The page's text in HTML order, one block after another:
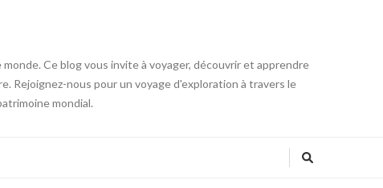
Ce blog vous invite à voyager, découvrir et apprendre
Rejoignez-nous pour un voyage d'exploration à travers le
mondial.